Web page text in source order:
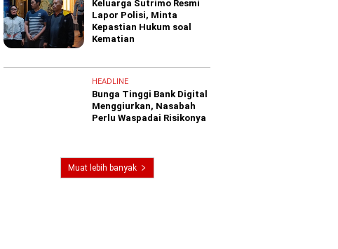
Keluarga Sutrimo Resmi
Lapor Polisi, Minta
Kepastian Hukum soal
Kematian
HEADLINE
Bunga Tinggi Bank Digital
Menggiurkan, Nasabah
Perlu Waspadai Risikonya
Muat lebih banyak